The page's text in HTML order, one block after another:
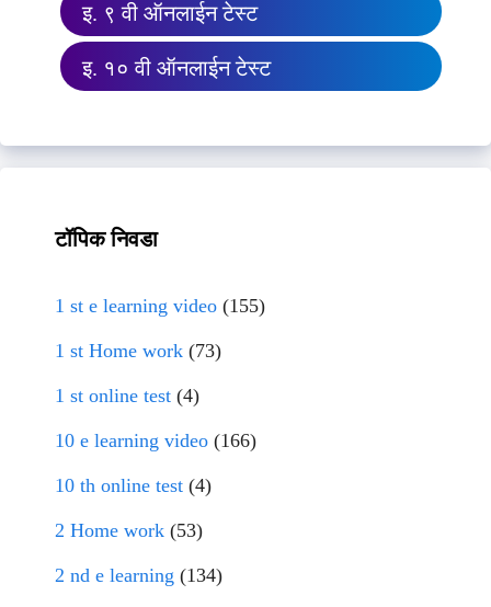
इ. ९ वी ऑनलाईन टेस्ट
इ. १० वी ऑनलाईन टेस्ट
टॉपिक निवडा
1 st e learning video (155)
1 st Home work (73)
1 st online test (4)
10 e learning video (166)
10 th online test (4)
2 Home work (53)
2 nd e learning (134)